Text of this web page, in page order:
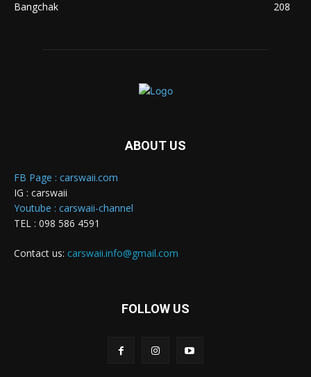
Bangchak
208
ABOUT US
FB Page : carswaii.com
IG : carswaii
Youtube : carswaii-channel
TEL : 098 586 4591
Contact us: carswaii.info@gmail.com
FOLLOW US